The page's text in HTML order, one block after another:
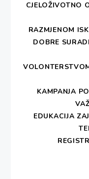
CJELOŽIVOTNO
RAZMJENOM
DOBRE
KAMPANJA
EDUKACIJA